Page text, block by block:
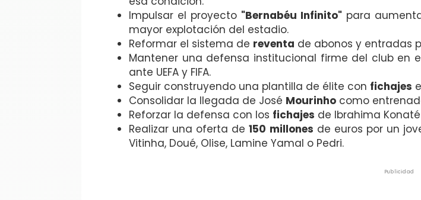
Impulsar el proyecto "Bernabéu Infinito"para
mayor explotación del estadio.
Reformar el sistema de reventa de abonos y entradas
Mantener una defensa institucional firme del club en
ante UEFA y FIFA.
Seguir construyendo una plantilla de élite con fichajes
Consolidar la llegada de José Mourinho como
Reforzar la defensa con los fichajes de Ibrahima
Realizar una oferta de150 millones de euros por un
Vitinha, Doué, Olise, Lamine Yamal o Pedri.
Publicidad